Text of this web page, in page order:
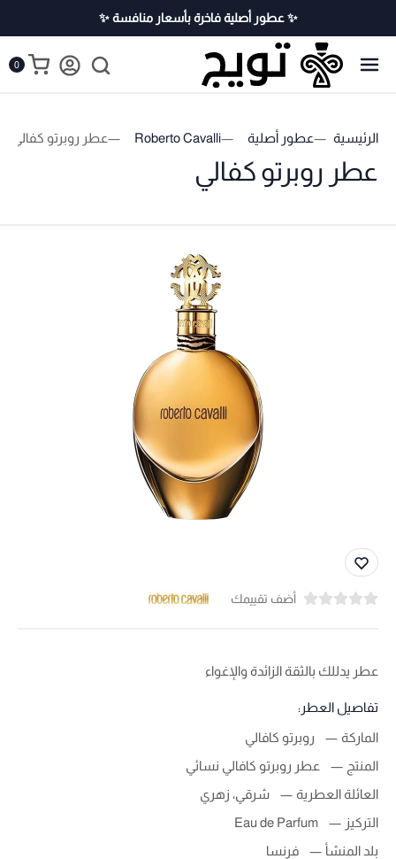
✨ عطور أصلية فاخرة بأسعار منافسة ✨
0
الرئيسية عطور أصلية Roberto Cavalli عطر روبرتو كفالي
عطر روبرتو كفالي
أضف تقييمك
عطر يدللك بالثقة الزائدة والإغواء
تفاصيل العطر:
الماركة
روبرتو كافالي
المنتج
عطر روبرتو كافالي نسائي
العائلة العطرية
شرقي، زهري
التركيز
Eau de Parfum
بلد المنشأ
فرنسا